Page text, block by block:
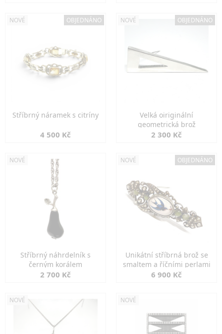
NOVÉ OBJEDNÁNO
Stříbrný náramek s citríny
4 500 Kč
NOVÉ OBJEDNÁNO
Velká oiriginální
geometrická brož
2 300 Kč
NOVÉ
Stříbrný náhrdelník s
černým korálem
2 700 Kč
NOVÉ OBJEDNÁNO
Unikátní stříbrná brož se
smaltem a říčními perlami
6 900 Kč
NOVÉ NOVÉ